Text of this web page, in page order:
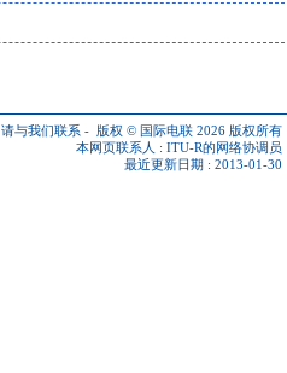
请与我们联系 - 版权 © 国际电联 2026 版权所有
本网页联系人 : ITU-R的网络协调员
最近更新日期 : 2013-01-30